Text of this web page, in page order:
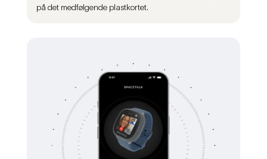
på det medfølgende plastkortet.